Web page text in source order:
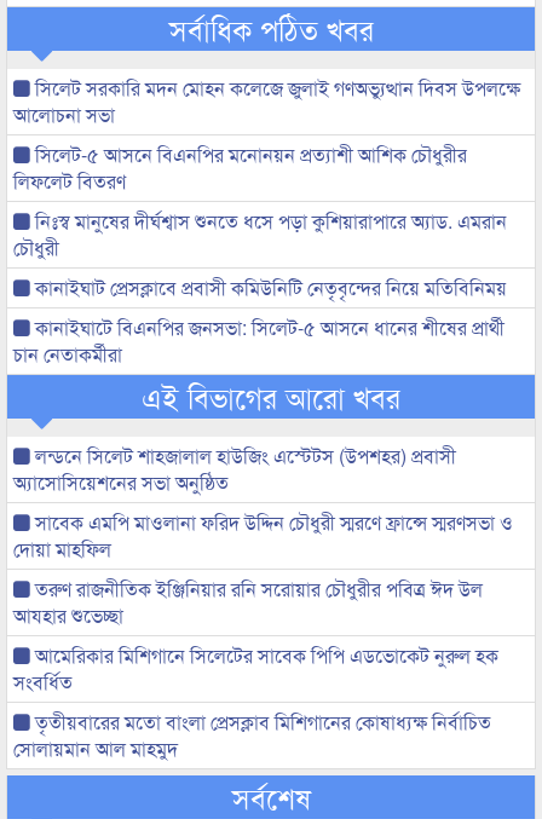
সর্বাধিক পঠিত খবর
সিলেট সরকারি মদন মোহন কলেজে জুলাই গণঅভ্যুত্থান দিবস উপলক্ষে
আলোচনা সভা
সিলেট-৫ আসনে বিএনপির মনোনয়ন প্রত্যাশী আশিক চৌধুরীর
লিফলেট বিতরণ
নিঃস্ব মানুষের দীর্ঘশ্বাস শুনতে ধসে পড়া কুশিয়ারাপারে অ্যাড. এমরান
চৌধুরী
কানাইঘাট প্রেসক্লাবে প্রবাসী কমিউনিটি নেতৃবৃন্দের নিয়ে মতিবিনিময়
কানাইঘাটে বিএনপির জনসভা: সিলেট-৫ আসনে ধানের শীষের প্রার্থী
চান নেতাকর্মীরা
এই বিভাগের আরো খবর
লন্ডনে সিলেট শাহজালাল হাউজিং এস্টেটস (উপশহর) প্রবাসী
অ্যাসোসিয়েশনের সভা অনুষ্ঠিত
সাবেক এমপি মাওলানা ফরিদ উদ্দিন চৌধুরী স্মরণে ফ্রান্সে স্মরণসভা ও
দোয়া মাহফিল
তরুণ রাজনীতিক ইঞ্জিনিয়ার রনি সরোয়ার চৌধুরীর পবিত্র ঈদ উল
আযহার শুভেচ্ছা
আমেরিকার মিশিগানে সিলেটের সাবেক পিপি এডভোকেট নুরুল হক
সংবর্ধিত
তৃতীয়বারের মতো বাংলা প্রেসক্লাব মিশিগানের কোষাধ্যক্ষ নির্বাচিত
সোলায়মান আল মাহমুদ
সর্বশেষ